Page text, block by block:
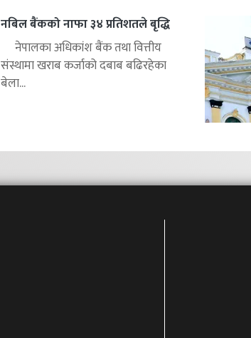
नबिल बैंकको नाफा ३४ प्रतिशतले बृद्धि
नेपालका अधिकांश बैंक तथा वित्तीय
संस्थामा खराब कर्जाको दबाब बढिरहेका
बेला...